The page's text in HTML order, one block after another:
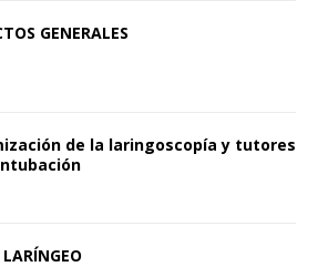
GENERALES
de la laringoscopía y tutores